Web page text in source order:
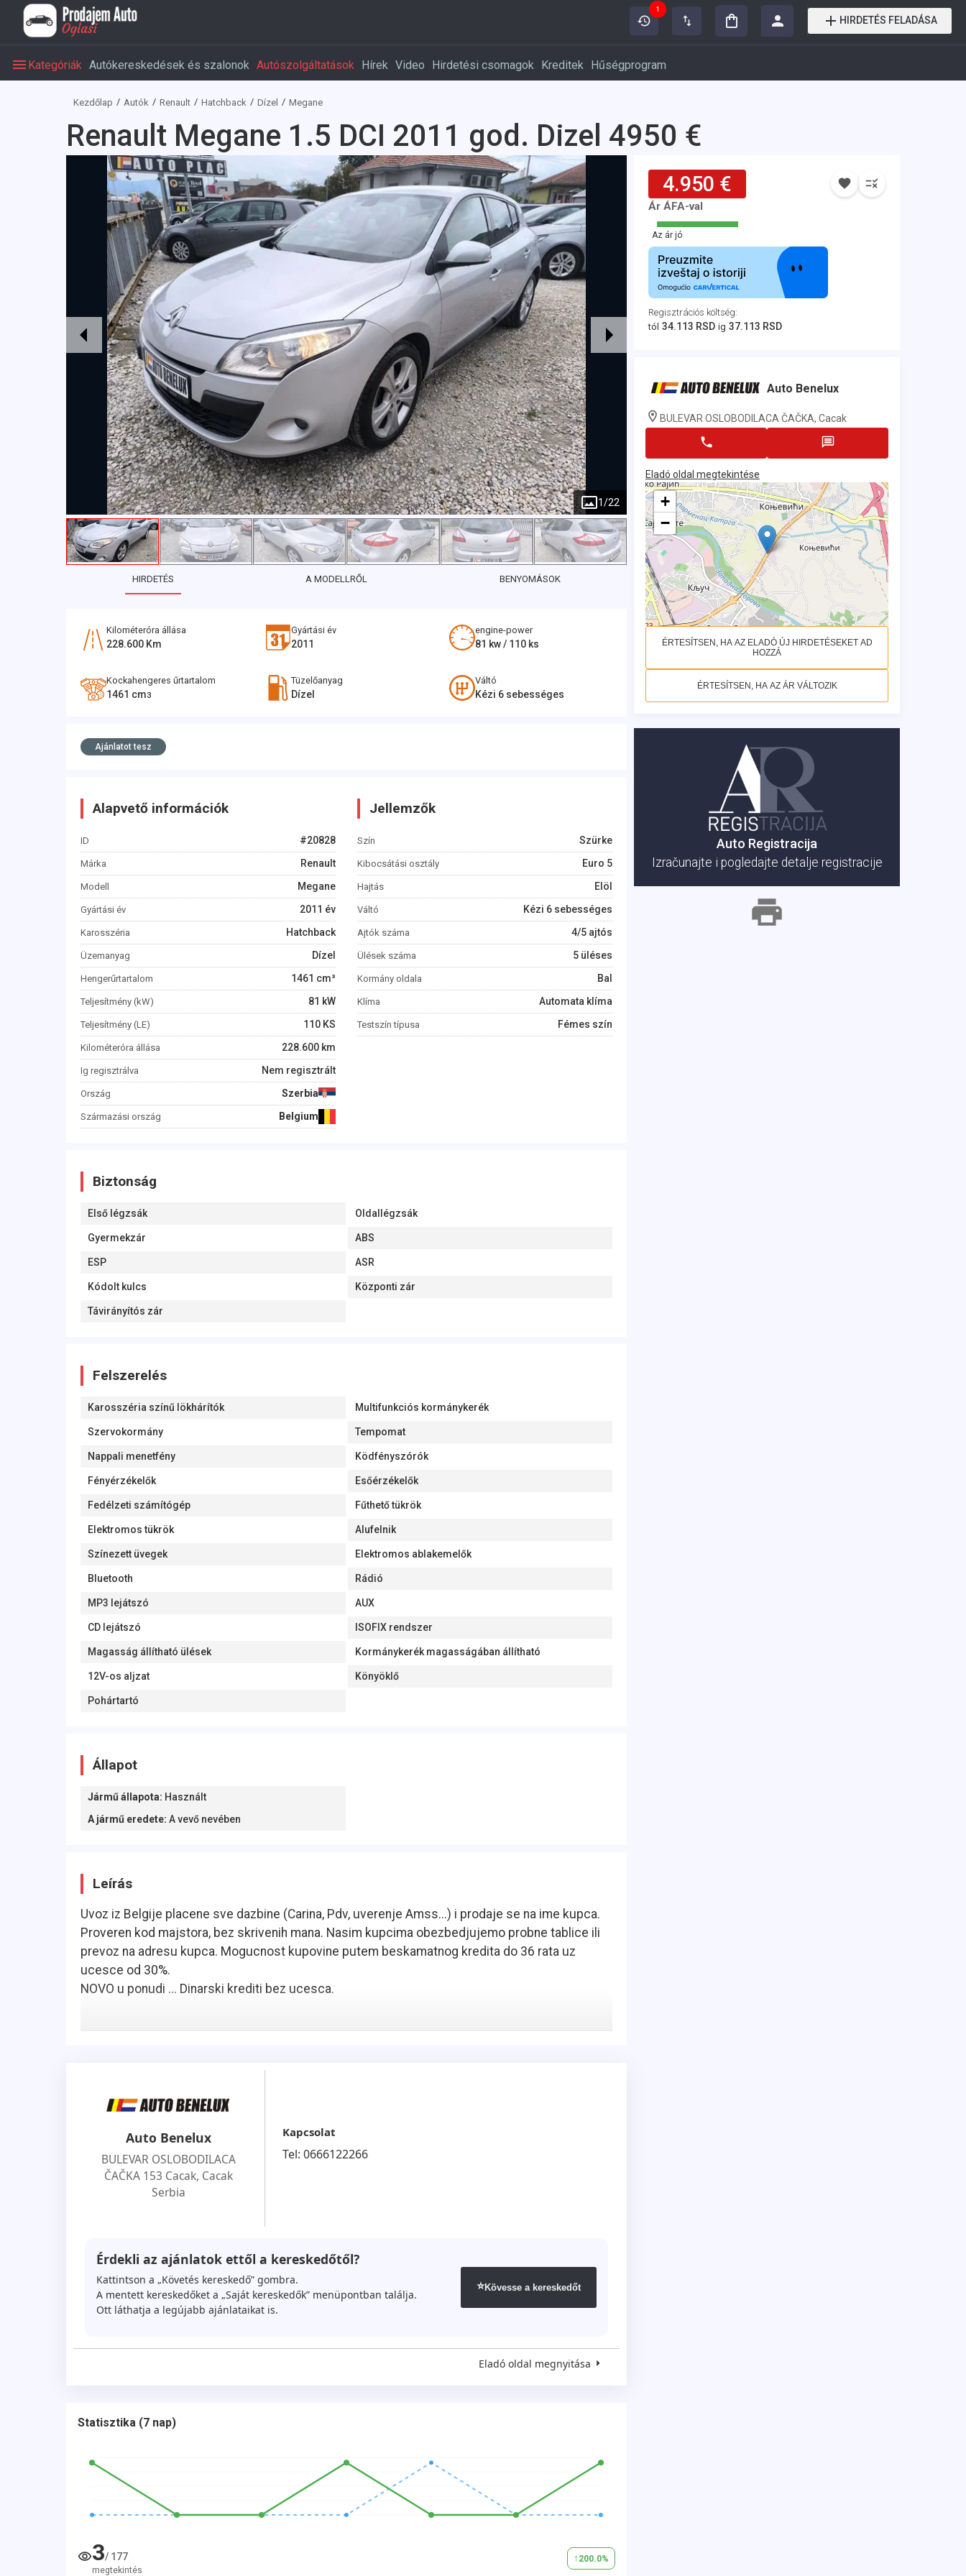
1
HIRDETÉS FELADÁSA
Kategóriák Autókereskedések és szalonok Autószolgáltatások Hírek Video Hirdetési csomagok Kreditek Hűségprogram
Kezdőlap Autók Renault Hatchback Dízel Megane
Renault Megane 1.5 DCI 2011 god. Dizel 4950 €
1/22
HIRDETÉS A MODELLRŐL BENYOMÁSOK
Kilométeróra állása
228.600 Km
Gyártási év
2011
engine-power
81 kw / 110 ks
Kockahengeres űrtartalom
1461 cm3
Tüzelőanyag
Dízel
Váltó
Kézi 6 sebességes
Ajánlatot tesz
Alapvető információk
ID #20828
Márka Renault
Modell Megane
Gyártási év 2011 év
Karosszéria Hatchback
Üzemanyag Dízel
Hengerűrtartalom 1461 cm³
Teljesítmény (kW) 81 kW
Teljesítmény (LE) 110 KS
Kilométeróra állása 228.600 km
Ig regisztrálva Nem regisztrált
Ország Szerbia
Származási ország Belgium
Jellemzők
Szín Szürke
Kibocsátási osztály Euro 5
Hajtás Elöl
Váltó Kézi 6 sebességes
Ajtók száma 4/5 ajtós
Ülések száma 5 üléses
Kormány oldala Bal
Klíma Automata klíma
Testszín típusa Fémes szín
Biztonság
Első légzsák Oldallégzsák
Gyermekzár ABS
ESP ASR
Kódolt kulcs Központi zár
Távirányítós zár
Felszerelés
Karosszéria színű lökhárítók Multifunkciós kormánykerék
Szervokormány Tempomat
Nappali menetfény Ködfényszórók
Fényérzékelők Esőérzékelők
Fedélzeti számítógép Fűthető tükrök
Elektromos tükrök Alufelnik
Színezett üvegek Elektromos ablakemelők
Bluetooth Rádió
MP3 lejátszó AUX
CD lejátszó ISOFIX rendszer
Magasság állítható ülések Kormánykerék magasságában állítható
12V-os aljzat Könyöklő
Pohártartó
Állapot
Jármű állapota: Használt
A jármű eredete: A vevő nevében
Leírás
Uvoz iz Belgije placene sve dazbine (Carina, Pdv, uverenje Amss...) i prodaje se na ime kupca.
Proveren kod majstora, bez skrivenih mana. Nasim kupcima obezbedjujemo probne tablice ili
prevoz na adresu kupca. Mogucnost kupovine putem beskamatnog kredita do 36 rata uz
ucesce od 30%.
NOVO u ponudi ... Dinarski krediti bez ucesca.
Auto Benelux
BULEVAR OSLOBODILACA
ČAČKA 153 Cacak, Cacak
Serbia
Kapcsolat
Tel: 0666122266
Érdekli az ajánlatok ettől a kereskedőtől?
Kattintson a „Követés kereskedő” gombra.
A mentett kereskedőket a „Saját kereskedők” menüpontban találja.
Ott láthatja a legújabb ajánlataikat is.
⭐Kövesse a kereskedőt
Eladó oldal megnyitása
Statisztika (7 nap)
3/ 177
megtekintés
↑ 200.0%
4.950 €
Ár ÁFA-val
Az ár jó
Regisztrációs költség:
tól 34.113 RSD ig 37.113 RSD
Auto Benelux
BULEVAR OSLOBODILACA ČAČKA, Cacak
Eladó oldal megtekintése
+
−
ÉRTESÍTSEN, HA AZ ELADÓ ÚJ HIRDETÉSEKET AD
HOZZÁ
ÉRTESÍTSEN, HA AZ ÁR VÁLTOZIK
Auto Registracija
Izračunajte i pogledajte detalje registracije